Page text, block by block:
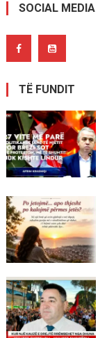
SOCIAL MEDIA
TË FUNDIT